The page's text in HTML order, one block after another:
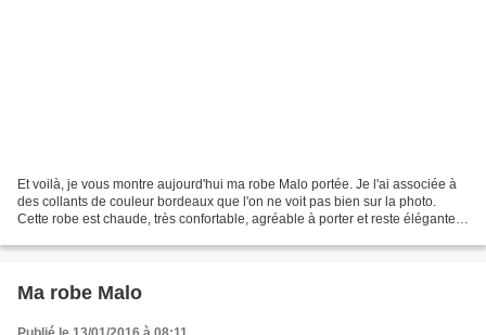
Et voilà, je vous montre aujourd'hui ma robe Malo portée. Je l'ai associée à
des collants de couleur bordeaux que l'on ne voit pas bien sur la photo.
Cette robe est chaude, très confortable, agréable à porter et reste élégante !
Ma robe Malo